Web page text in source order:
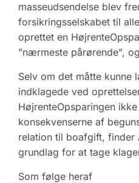
masseudsendelse blev
forsikringsselskabet til
oprettet en
"nærmeste pårørende",
Selv om det måtte
indklagede ved
HøjrenteOpsparingen
konsekvenserne af
relation til boafgift,
grundlag for at tage
Som følge heraf